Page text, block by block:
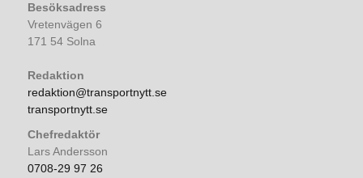
Besöksadress
Vretenvägen 6
171 54 Solna
Redaktion
redaktion@transportnytt.se
transportnytt.se
Chefredaktör
Lars Andersson
0708-29 97 26